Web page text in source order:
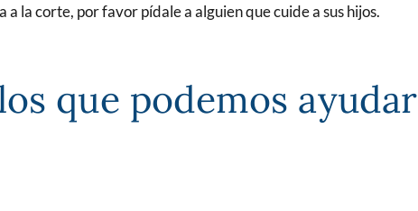
la corte, por favor pídale a alguien que cuide a sus hijos.
que podemos ayudar